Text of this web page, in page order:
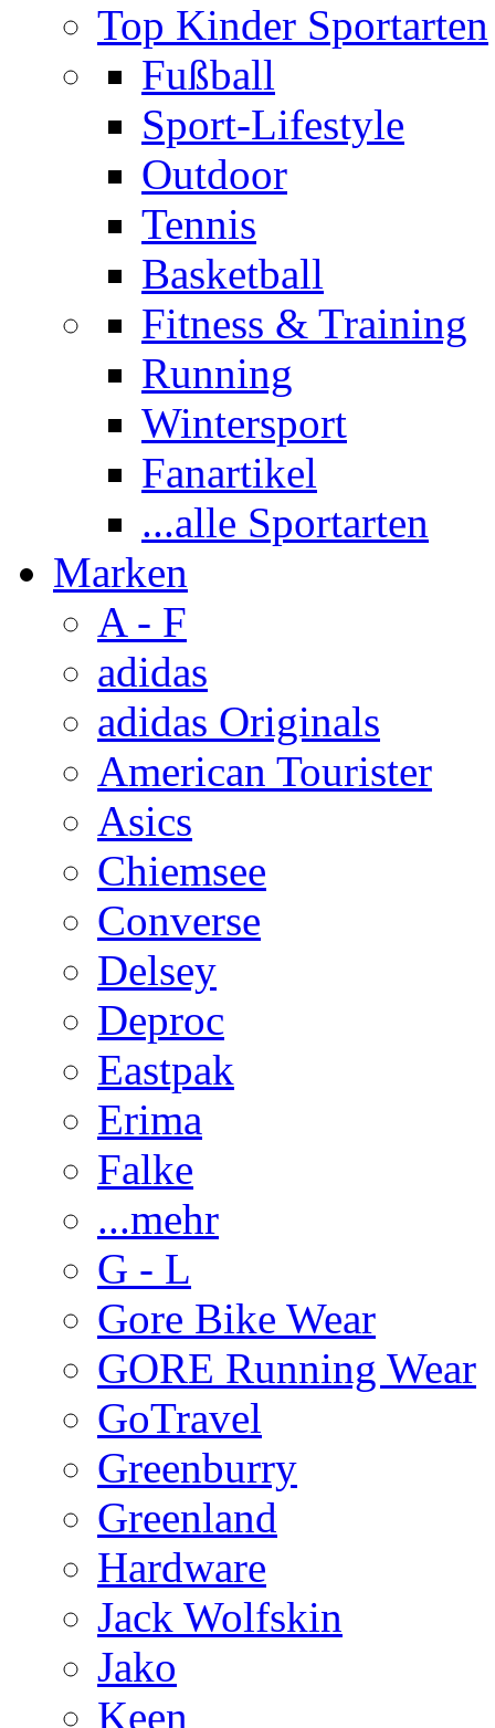
Top Kinder Sportarten
Fußball
Sport-Lifestyle
Outdoor
Tennis
Basketball
Fitness & Training
Running
Wintersport
Fanartikel
...alle Sportarten
Marken
A - F
adidas
adidas Originals
American Tourister
Asics
Chiemsee
Converse
Delsey
Deproc
Eastpak
Erima
Falke
...mehr
G - L
Gore Bike Wear
GORE Running Wear
GoTravel
Greenburry
Greenland
Hardware
Jack Wolfskin
Jako
Keen